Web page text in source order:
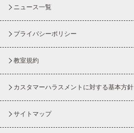
ニュース一覧
プライバシーポリシー
教室規約
カスタマーハラスメントに対する基本方針
サイトマップ